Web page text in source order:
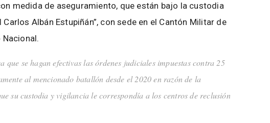
medida de aseguramiento, que están bajo la custodia
Albán Estupiñán”, con sede en el Cantón Militar de
se hagan efectivas las órdenes judiciales impuestas contra 25
al mencionado batallón desde el 2020 en razón de la
su custodia y vigilancia le correspondía a los centros de reclusión